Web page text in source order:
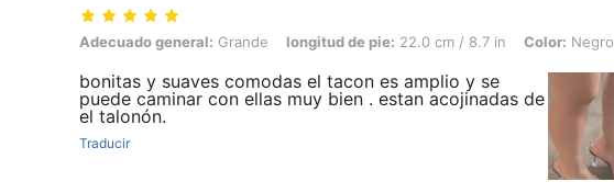
Adecuado general: Grande, longitud de pie: 22.0 cm / 8.7 in, Color: Negro, Talla: EUR35
Adecuado general: Grande longitud de pie: 22.0 cm / 8.7 in Color: Negro
bonitas y suaves comodas el tacon es amplio y se
puede caminar con ellas muy bien . estan acojinadas de
el talonón.
Traducir